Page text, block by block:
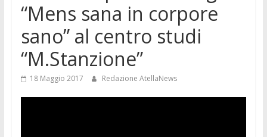
“Mens sana in corpore
sano” al centro studi
“M.Stanzione”
18 Maggio 2017 Redazione AtellaNews